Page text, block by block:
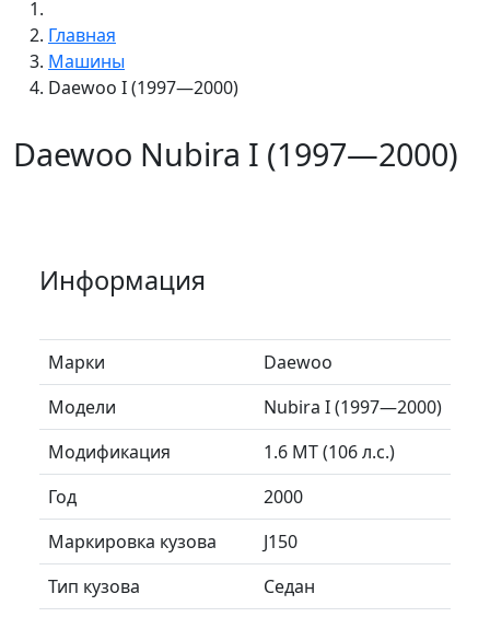
Главная
Машины
Daewoo I (1997—2000)
Daewoo Nubira I (1997—2000)
Информация
Марки
Daewoo
Модели
Nubira I (1997—2000)
Модификация
1.6 MT (106 л.с.)
Год
2000
Маркировка кузова
J150
Тип кузова
Седан